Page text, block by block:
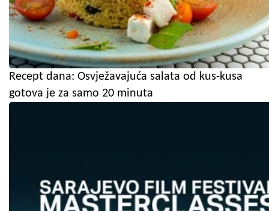
Recept dana: Osvježavajuća salata od kus-kusa
gotova je za samo 20 minuta